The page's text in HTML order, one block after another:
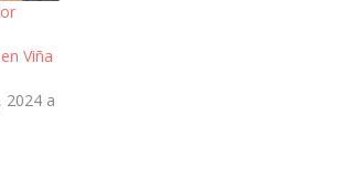
Viña
2024 a